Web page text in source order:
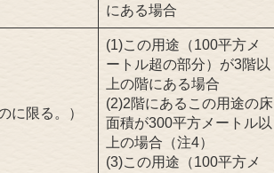
にある場合
に限る。）
(1)この用途（100平方メ
ートル超の部分）が3階以
上の階にある場合
(2)2階にあるこの用途の床
面積が300平方メートル以
上の場合（注4）
(3)この用途（100平方メ